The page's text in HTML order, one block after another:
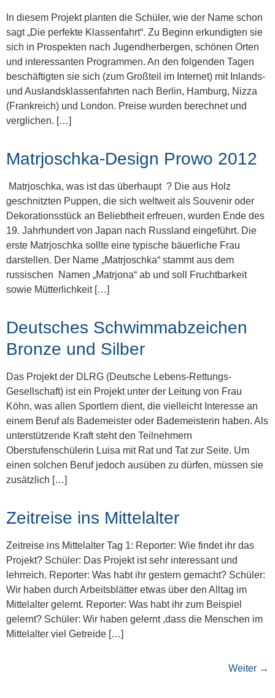
In diesem Projekt planten die Schüler, wie der Name schon
sagt „Die perfekte Klassenfahrt“. Zu Beginn erkundigten sie
sich in Prospekten nach Jugendherbergen, schönen Orten
und interessanten Programmen. An den folgenden Tagen
beschäftigten sie sich (zum Großteil im Internet) mit Inlands-
und Auslandsklassenfahrten nach Berlin, Hamburg, Nizza
(Frankreich) und London. Preise wurden berechnet und
verglichen. […]
Matrjoschka-Design Prowo 2012
Matrjoschka, was ist das überhaupt ? Die aus Holz
geschnitzten Puppen, die sich weltweit als Souvenir oder
Dekorationsstück an Beliebtheit erfreuen, wurden Ende des
19. Jahrhundert von Japan nach Russland eingeführt. Die
erste Matrjoschka sollte eine typische bäuerliche Frau
darstellen. Der Name „Matrjoschka“ stammt aus dem
russischen Namen „Matrjona“ ab und soll Fruchtbarkeit
sowie Mütterlichkeit […]
Deutsches Schwimmabzeichen
Bronze und Silber
Das Projekt der DLRG (Deutsche Lebens-Rettungs-
Gesellschaft) ist ein Projekt unter der Leitung von Frau
Köhn, was allen Sportlern dient, die vielleicht Interesse an
einem Beruf als Bademeister oder Bademeisterin haben. Als
unterstützende Kraft steht den Teilnehmern
Oberstufenschülerin Luisa mit Rat und Tat zur Seite. Um
einen solchen Beruf jedoch ausüben zu dürfen, müssen sie
zusätzlich […]
Zeitreise ins Mittelalter
Zeitreise ins Mittelalter Tag 1: Reporter: Wie findet ihr das
Projekt? Schüler: Das Projekt ist sehr interessant und
lehrreich. Reporter: Was habt ihr gestern gemacht? Schüler:
Wir haben durch Arbeitsblätter etwas über den Alltag im
Mittelalter gelernt. Reporter: Was habt ihr zum Beispiel
gelernt? Schüler: Wir haben gelernt ,dass die Menschen im
Mittelalter viel Getreide […]
Weiter →